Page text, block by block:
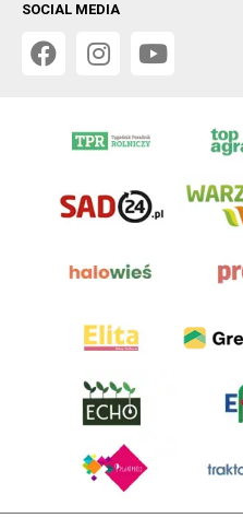
SOCIAL MEDIA